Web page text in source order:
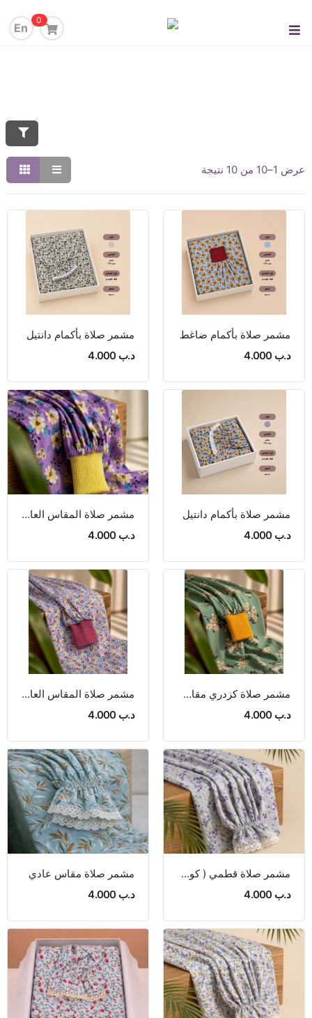
0
En
عرض 1–10 من 10 نتيجة
مشمر صلاة بأكمام ضاغط
د.ب 4.000
مشمر صلاة بأكمام دانتيل
د.ب 4.000
مشمر صلاة بأكمام دانتيل
د.ب 4.000
مشمر صلاة المقاس العادي 175 سم
د.ب 4.000
مشمر صلاة كزدري مقاس 175 سم
د.ب 4.000
مشمر صلاة المقاس العادي
د.ب 4.000
مشمر صلاة قطمي ( كودري) مقاس عادي 175 سم
د.ب 4.000
مشمر صلاة مقاس عادي
د.ب 4.000